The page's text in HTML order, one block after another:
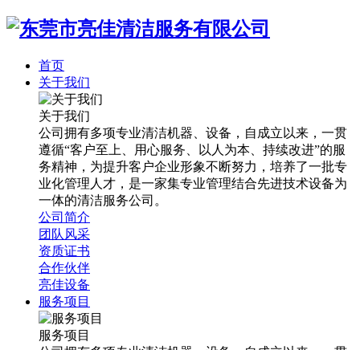
首页
关于我们
关于我们
公司拥有多项专业清洁机器、设备，自成立以来，一贯
遵循“客户至上、用心服务、以人为本、持续改进”的服
务精神，为提升客户企业形象不断努力，培养了一批专
业化管理人才，是一家集专业管理结合先进技术设备为
一体的清洁服务公司。
公司简介
团队风采
资质证书
合作伙伴
亮佳设备
服务项目
服务项目